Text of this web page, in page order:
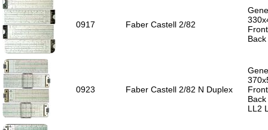
0917 Faber Castell 2/82
0923 Faber Castell 2/82 N Duplex
LL2